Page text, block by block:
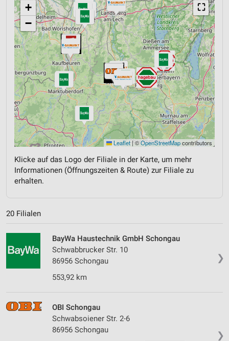
⛶
+
−
Leaflet|©OpenStreetMapcontributors
Klicke auf das Logo der Filiale in der Karte, um mehr
Informationen (Öffnungszeiten & Route) zur Filiale zu
erhalten.
20 Filialen
❯
BayWa Haustechnik GmbH Schongau
Schwabbrucker Str. 10
86956 Schongau
553,92 km
❯
OBI Schongau
Schwabsoiener Str. 2-6
86956 Schongau